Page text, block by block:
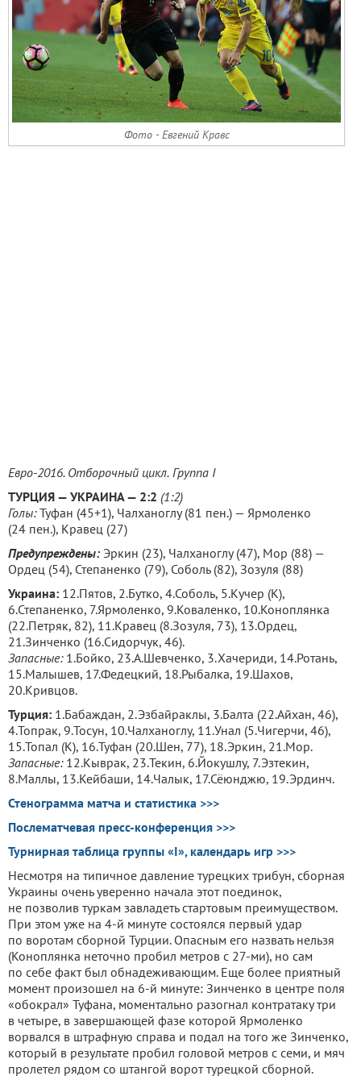
Фото - Евгений Кравс
Евро-2016. Отборочный цикл. Группа I
ТУРЦИЯ — УКРАИНА — 2:2 (1:2)
Голы:Туфан (45+1), Чалханоглу (81 пен.) — Ярмоленко
(24 пен.), Кравец (27)
Предупреждены: Эркин (23), Чалханоглу (47), Мор (88) —
Ордец (54), Степаненко (79), Соболь (82), Зозуля (88)
Украина: 12.Пятов, 2.Бутко, 4.Соболь, 5.Кучер (К),
6.Степаненко, 7.Ярмоленко, 9.Коваленко, 10.Коноплянка
(22.Петряк, 82), 11.Кравец (8.Зозуля, 73), 13.Ордец,
21.Зинченко (16.Сидорчук, 46).
Запасные: 1.Бойко, 23.А.Шевченко, 3.Хачериди, 14.Ротань,
15.Малышев, 17.Федецкий, 18.Рыбалка, 19.Шахов,
20.Кривцов.
Турция: 1.Бабаждан, 2.Эзбайраклы, 3.Балта (22.Айхан, 46),
4.Топрак, 9.Тосун, 10.Чалханоглу, 11.Унал (5.Чигерчи, 46),
15.Топал (К), 16.Туфан (20.Шен, 77), 18.Эркин, 21.Мор.
Запасные: 12.Кыврак, 23.Текин, 6.Йокушлу, 7.Эзтекин,
8.Маллы, 13.Кейбаши, 14.Чалык, 17.Сёюнджю, 19.Эрдинч.
Стенограмма матча и статистика >>>
Послематчевая пресс-конференция >>>
Турнирная таблица группы «I», календарь игр >>>
Несмотря на типичное давление турецких трибун, сборная
Украины очень уверенно начала этот поединок,
не позволив туркам завладеть стартовым преимуществом.
При этом уже на 4-й минуте состоялся первый удар
по воротам сборной Турции. Опасным его назвать нельзя
(Коноплянка неточно пробил метров с 27-ми), но сам
по себе факт был обнадеживающим. Еще более приятный
момент произошел на 6-й минуте: Зинченко в центре поля
«обокрал» Туфана, моментально разогнал контратаку три
в четыре, в завершающей фазе которой Ярмоленко
ворвался в штрафную справа и подал на того же Зинченко,
который в результате пробил головой метров с семи, и мяч
пролетел рядом со штангой ворот турецкой сборной.